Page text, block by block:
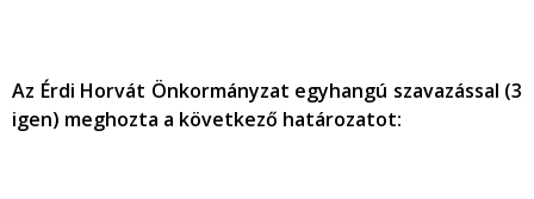
Az Érdi Horvát Önkormányzat egyhangú szavazással (3
igen) meghozta a következő határozatot: